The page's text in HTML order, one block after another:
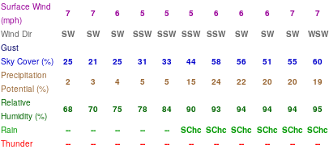
Surface Wind
(mph)
7 7 6 5 5 5 6 6 6 7 7
Wind Dir
SW SW SW SSW SSW SSW SSW SW SW SW WSW
Gust
Sky Cover (%)
25 21 25 31 33 44 58 56 51 55 60
Precipitation
Potential (%)
2 3 4 5 5 15 24 22 20 20 19
Relative
Humidity (%)
68 70 75 78 84 90 93 94 94 94 95
Rain
-- -- -- -- -- SChc SChc SChc SChc SChc SChc
Thunder
-- -- -- -- -- -- -- -- -- -- --